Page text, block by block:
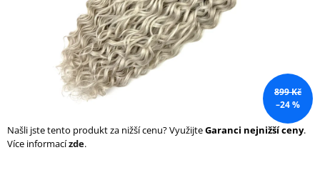
899 Kč
–24 %
Našli jste tento produkt za nižší cenu? VyužijteGaranci nejnižší ceny.
Více informacízde.
HLEDAT
o
r
u